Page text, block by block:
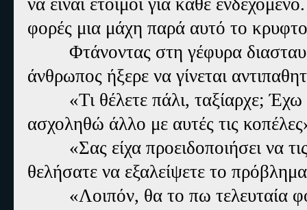
να είναι έτοιμοι για κάθε
φορές μια μάχη παρά αυτό το
Φτάνοντας στη γέφυρα
άνθρωπος ήξερε να γίνεται
«Τι θέλετε πάλι, ταξίαρχε;
ασχοληθώ άλλο με αυτές τις
«Σας είχα προειδοποιήσει να
θελήσατε να εξαλείψετε το
«Λοιπόν, θα το πω τελευταία